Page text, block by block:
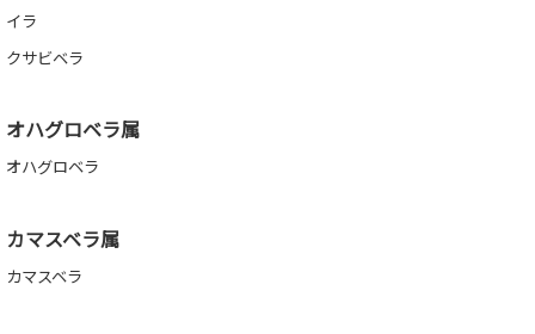
イラ
クサビベラ
オハグロベラ属
オハグロベラ
カマスベラ属
カマスベラ